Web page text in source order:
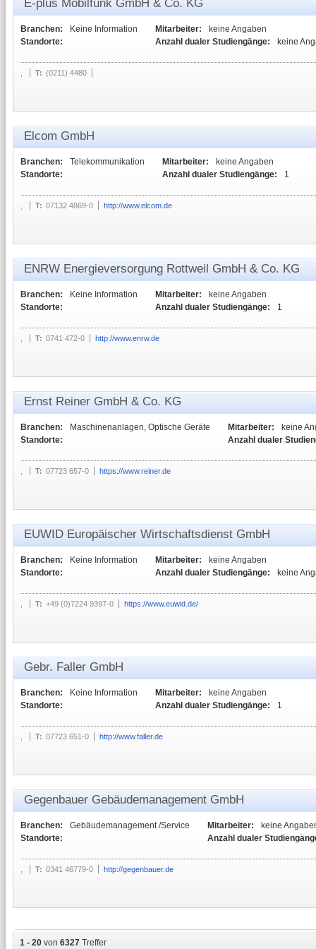
E-plus Mobilfunk GmbH & Co. KG
Branchen:
Keine Information
Standorte:
Mitarbeiter:
keine Angaben
Anzahl dualer Studiengänge:
keine
T: (0211) 4480
Elcom GmbH
Branchen:
Telekommunikation
Standorte:
Mitarbeiter:
keine Angaben
Anzahl dualer Studiengänge:
1
T: 07132 4869-0 http://www.elcom.de
ENRW Energieversorgung Rottweil GmbH & Co. KG
Branchen:
Keine Information
Standorte:
Mitarbeiter:
keine Angaben
Anzahl dualer Studiengänge:
1
T: 0741 472-0 http://www.enrw.de
Ernst Reiner GmbH & Co. KG
Branchen:
Maschinenanlagen, Optische Geräte
Standorte:
Mitarbeiter:
keine
Anzahl dualer
T: 07723 657-0 https://www.reiner.de
EUWID Europäischer Wirtschaftsdienst GmbH
Branchen:
Keine Information
Standorte:
Mitarbeiter:
keine Angaben
Anzahl dualer Studiengänge:
keine
T: +49 (0)7224 9397-0 https://www.euwid.de/
Gebr. Faller GmbH
Branchen:
Keine Information
Standorte:
Mitarbeiter:
keine Angaben
Anzahl dualer Studiengänge:
1
T: 07723 651-0 http://www.faller.de
Gegenbauer Gebäudemanagement GmbH
Branchen:
Gebäudemanagement /Service
Standorte:
Mitarbeiter:
keine
Anzahl dualer
T: 0341 46779-0 http://gegenbauer.de
1 - 20 von 6327 Treffer